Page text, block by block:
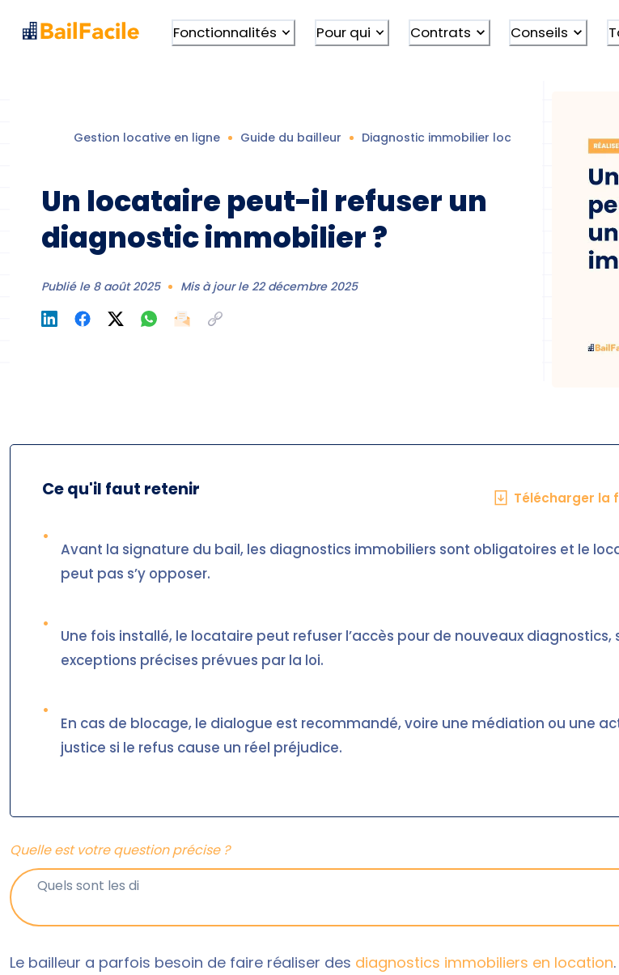
Fonctionnalités Pour qui Contrats Conseils
Gestion locative en ligne Guide du bailleur Diagnostic immobilier location
Un locataire peut-il refuser un
diagnostic immobilier ?
Publié le 8 août 2025 Mis à jour le 22 décembre 2025
Ce qu'il faut retenir
•
Avant la signature du bail, les diagnostics immobiliers sont obligatoires et le
peut pas s’y opposer.
•
Une fois installé, le locataire peut refuser l’accès pour de nouveaux diagnostics,
exceptions précises prévues par la loi.
•
En cas de blocage, le dialogue est recommandé, voire une médiation ou une
justice si le refus cause un réel préjudice.
Télécharger la
Quelle est votre question précise ?
Le bailleur a parfois besoin de faire réaliser des diagnostics immobiliers en location